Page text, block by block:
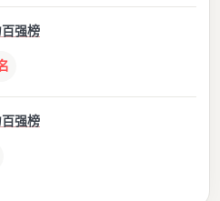
强榜
强榜